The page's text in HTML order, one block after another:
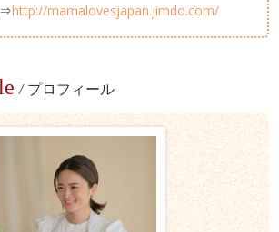
⇒http://mamalovesjapan.jimdo.com/
/ プロフィール